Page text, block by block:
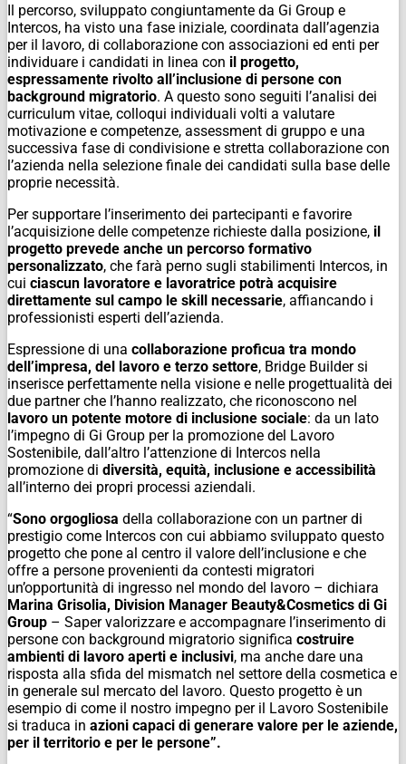
Il percorso, sviluppato congiuntamente da Gi Group e
Intercos, ha visto una fase iniziale, coordinata dall’agenzia
per il lavoro, di collaborazione con associazioni ed enti per
individuare i candidati in linea con il progetto,
espressamente rivolto all’inclusione di persone con
background migratorio. A questo sono seguiti l’analisi dei
curriculum vitae, colloqui individuali volti a valutare
motivazione e competenze, assessment di gruppo e una
successiva fase di condivisione e stretta collaborazione con
l’azienda nella selezione finale dei candidati sulla base delle
proprie necessità.
Per supportare l’inserimento dei partecipanti e favorire
l’acquisizione delle competenze richieste dalla posizione, il
progetto prevede anche un percorso formativo
personalizzato, che farà perno sugli stabilimenti Intercos, in
cui ciascun lavoratore e lavoratrice potrà acquisire
direttamente sul campo le skill necessarie, affiancando i
professionisti esperti dell’azienda.
Espressione di una collaborazione proficua tra mondo
dell’impresa, del lavoro e terzo settore, Bridge Builder si
inserisce perfettamente nella visione e nelle progettualità dei
due partner che l’hanno realizzato, che riconoscono nel
lavoro un potente motore di inclusione sociale: da un lato
l’impegno di Gi Group per la promozione del Lavoro
Sostenibile, dall’altro l’attenzione di Intercos nella
promozione di diversità, equità, inclusione e accessibilità
all’interno dei propri processi aziendali.
“Sono orgogliosa della collaborazione con un partner di
prestigio come Intercos con cui abbiamo sviluppato questo
progetto che pone al centro il valore dell’inclusione e che
offre a persone provenienti da contesti migratori
un’opportunità di ingresso nel mondo del lavoro – dichiara
Marina Grisolia, Division Manager Beauty&Cosmetics di Gi
Group – Saper valorizzare e accompagnare l’inserimento di
persone con background migratorio significa costruire
ambienti di lavoro aperti e inclusivi, ma anche dare una
risposta alla sfida del mismatch nel settore della cosmetica e
in generale sul mercato del lavoro. Questo progetto è un
esempio di come il nostro impegno per il Lavoro Sostenibile
si traduca in azioni capaci di generare valore per le aziende,
per il territorio e per le persone”.